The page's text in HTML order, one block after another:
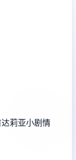
莉亚小剧情